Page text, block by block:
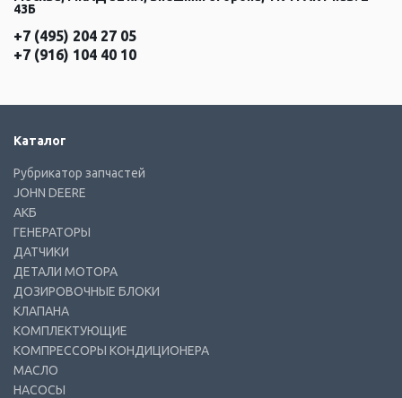
43Б
+7 (495) 204 27 05
+7 (916) 104 40 10
Каталог
Рубрикатор запчастей
JOHN DEERE
АКБ
ГЕНЕРАТОРЫ
ДАТЧИКИ
ДЕТАЛИ МОТОРА
ДОЗИРОВОЧНЫЕ БЛОКИ
КЛАПАНА
КОМПЛЕКТУЮЩИЕ
КОМПРЕССОРЫ КОНДИЦИОНЕРА
МАСЛО
НАСОСЫ